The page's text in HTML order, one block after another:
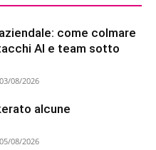
come colmare
AI e team sotto
03/08/2026
alcune
05/08/2026